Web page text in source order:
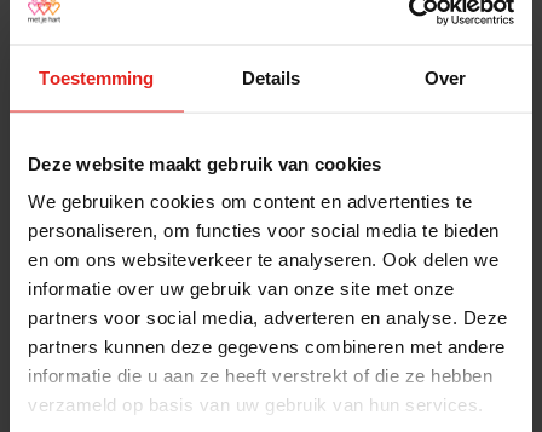
Toestemming Details Over
Deze website maakt gebruik van cookies
We gebruiken cookies om content en advertenties te
personaliseren, om functies voor social media te bieden
en om ons websiteverkeer te analyseren. Ook delen we
informatie over uw gebruik van onze site met onze
partners voor social media, adverteren en analyse. Deze
partners kunnen deze gegevens combineren met andere
informatie die u aan ze heeft verstrekt of die ze hebben
verzameld op basis van uw gebruik van hun services.
eenzaam voelen weer genieten en inspireert
winnaar van het Appeltje van Oranje.
Actuele vacatures
Pers en media
Jaarverslag 2025
Contact
Klachtenprocedure
Privacyverklaring
Opzeggen
Volg ons
Aanmeldennieuwsbrief